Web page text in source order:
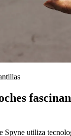
Spyne utiliza